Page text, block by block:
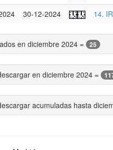
30-12-2024 14.
en diciembre 2024 = 25
en diciembre 2024 =
acumuladas hasta